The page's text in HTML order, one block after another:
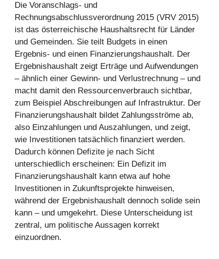
Die Voranschlags‑ und
Rechnungsabschlussverordnung 2015 (VRV 2015)
ist das österreichische Haushaltsrecht für Länder
und Gemeinden. Sie teilt Budgets in einen
Ergebnis‑ und einen Finanzierungshaushalt. Der
Ergebnishaushalt zeigt Erträge und Aufwendungen
– ähnlich einer Gewinn‑ und Verlustrechnung – und
macht damit den Ressourcenverbrauch sichtbar,
zum Beispiel Abschreibungen auf Infrastruktur. Der
Finanzierungshaushalt bildet Zahlungsströme ab,
also Einzahlungen und Auszahlungen, und zeigt,
wie Investitionen tatsächlich finanziert werden.
Dadurch können Defizite je nach Sicht
unterschiedlich erscheinen: Ein Defizit im
Finanzierungshaushalt kann etwa auf hohe
Investitionen in Zukunftsprojekte hinweisen,
während der Ergebnishaushalt dennoch solide sein
kann – und umgekehrt. Diese Unterscheidung ist
zentral, um politische Aussagen korrekt
einzuordnen.